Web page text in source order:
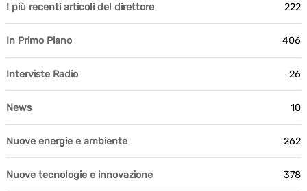
I più recenti articoli del direttore 222
In Primo Piano 406
Interviste Radio 26
News 10
Nuove energie e ambiente 262
Nuove tecnologie e innovazione 378